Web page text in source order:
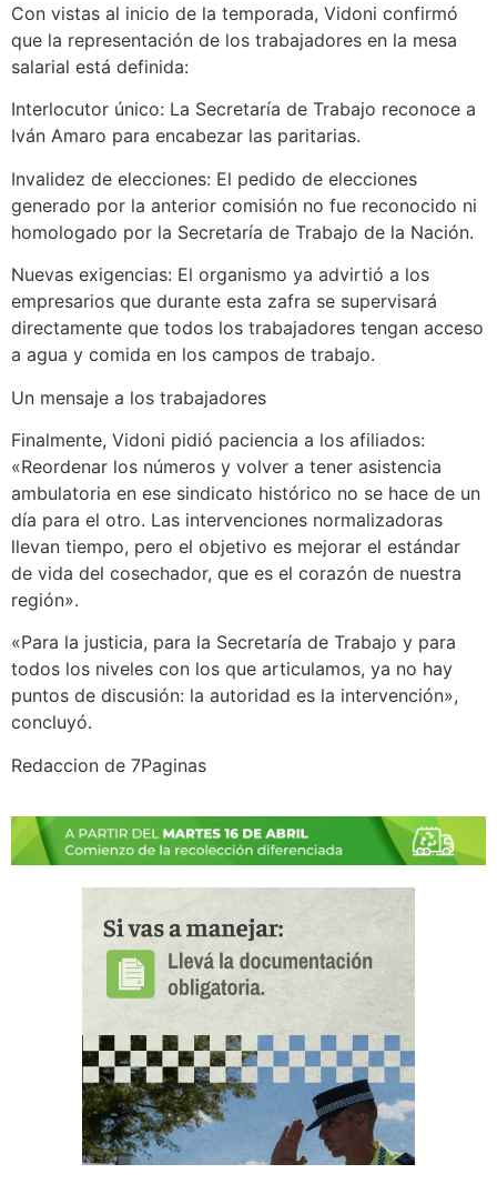
Con vistas al inicio de la temporada, Vidoni confirmó
que la representación de los trabajadores en la mesa
salarial está definida:
Interlocutor único: La Secretaría de Trabajo reconoce a
Iván Amaro para encabezar las paritarias.
Invalidez de elecciones: El pedido de elecciones
generado por la anterior comisión no fue reconocido ni
homologado por la Secretaría de Trabajo de la Nación.
Nuevas exigencias: El organismo ya advirtió a los
empresarios que durante esta zafra se supervisará
directamente que todos los trabajadores tengan acceso
a agua y comida en los campos de trabajo.
Un mensaje a los trabajadores
Finalmente, Vidoni pidió paciencia a los afiliados:
«Reordenar los números y volver a tener asistencia
ambulatoria en ese sindicato histórico no se hace de un
día para el otro. Las intervenciones normalizadoras
llevan tiempo, pero el objetivo es mejorar el estándar
de vida del cosechador, que es el corazón de nuestra
región».
«Para la justicia, para la Secretaría de Trabajo y para
todos los niveles con los que articulamos, ya no hay
puntos de discusión: la autoridad es la intervención»,
concluyó.
Redaccion de 7Paginas